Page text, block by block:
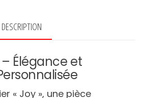
DESCRIPTION
– Élégance et
« Joy », une pièce